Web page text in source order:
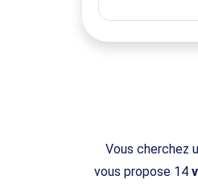
Vous cherchez
vous propose 14